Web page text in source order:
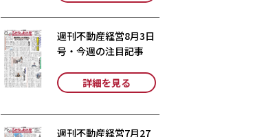
週刊不動産経営8月3日
号・今週の注目記事
詳細を見る
週刊不動産経営7月27